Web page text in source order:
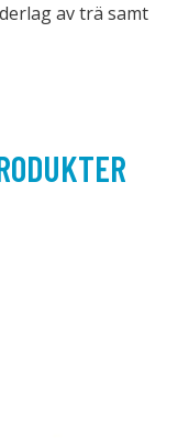
av trä samt